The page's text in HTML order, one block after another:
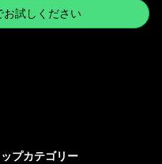
試しください
ップカテゴリー